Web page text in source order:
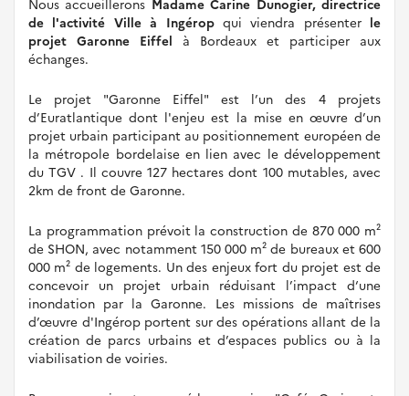
Nous accueillerons Madame Carine Dunogier, directrice
de l'activité Ville à Ingéropqui viendra présenter le
projet Garonne Eiffel à Bordeaux et participer aux
échanges.
Le projet "Garonne Eiffel" est l’un des 4 projets
d’Euratlantique dont l'enjeu est la mise en œuvre d’un
projet urbain participant au positionnement européen de
la métropole bordelaise en lien avec le développement
du TGV . Il couvre 127 hectares dont 100 mutables, avec
2km de front de Garonne.
La programmation prévoit la construction de 870 000 m²
de SHON, avec notamment 150 000 m² de bureaux et 600
000 m² de logements. Un des enjeux fort du projet est de
concevoir un projet urbain réduisant l’impact d‘une
inondation par la Garonne. Les missions de maîtrises
d’œuvre d'Ingérop portent sur des opérations allant de la
création de parcs urbains et d’espaces publics ou à la
viabilisation de voiries.